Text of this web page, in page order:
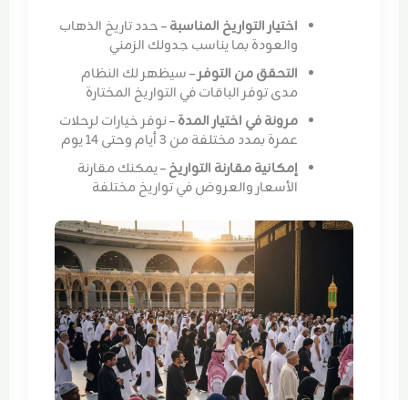
اختيار التواريخ المناسبة– حدد تاريخ الذهاب
والعودة بما يناسب جدولك الزمني
التحقق من التوفر– سيظهر لك النظام
مدى توفر الباقات في التواريخ المختارة
مرونة في اختيار المدة– نوفر خيارات لرحلات
عمرة بمدد مختلفة من 3 أيام وحتى 14 يوم
إمكانية مقارنة التواريخ– يمكنك مقارنة
الأسعار والعروض في تواريخ مختلفة